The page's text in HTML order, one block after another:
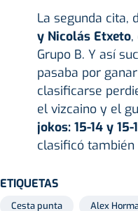
La segunda cita,
y Nicolás Etxeto,
Grupo B. Y así
pasaba por
clasificarse
el vizcaino y el
jokos: 15-14 y 15-
clasificó también
ETIQUETAS
Cesta punta Alex